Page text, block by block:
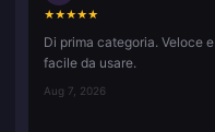
★★★★★
Di prima categoria. Veloce e
facile da usare.
Aug 7, 2026